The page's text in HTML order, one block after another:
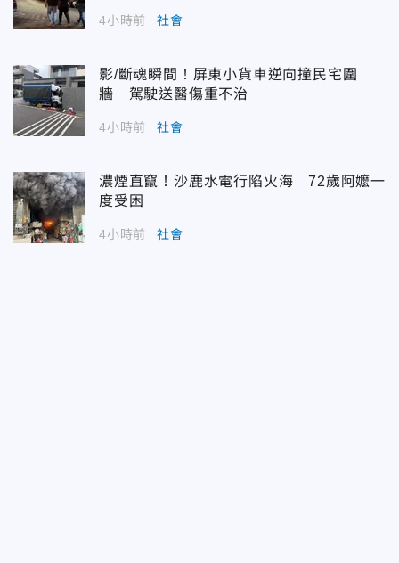
4小時前 社會
影/斷魂瞬間！屏東小貨車逆向撞民宅圍
牆 駕駛送醫傷重不治
4小時前 社會
濃煙直竄！沙鹿水電行陷火海 72歲阿嬤一
度受困
4小時前 社會